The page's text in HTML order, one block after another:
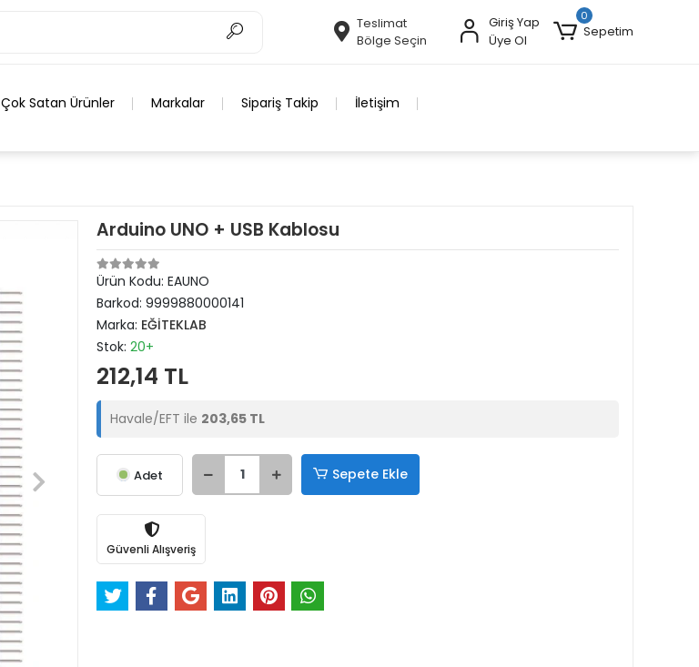
Teslimat
Bölge Seçin
Giriş Yap
Üye Ol
0
Sepetim
Çok Satan Ürünler Markalar Sipariş Takip İletişim
Arduino UNO + USB Kablosu
Ürün Kodu: EAUNO
Barkod: 9999880000141
Marka: EĞİTEKLAB
Stok: 20+
212,14 TL
Havale/EFT ile 203,65 TL
Adet Sepete Ekle
Güvenli Alışveriş